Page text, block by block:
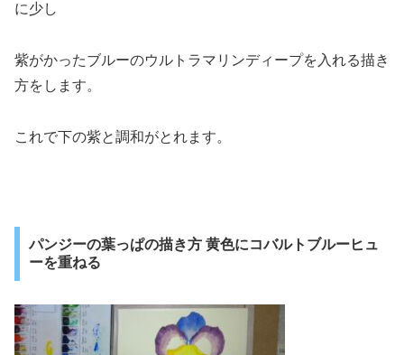
に少し
紫がかったブルーのウルトラマリンディープを入れる描き
方をします。
これで下の紫と調和がとれます。
パンジーの葉っぱの描き方 黄色にコバルトブルーヒュ
ーを重ねる